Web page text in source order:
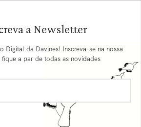
a Newsletter
Digital da Davines! Inscreva-se na nossa
a par de todas as novidades